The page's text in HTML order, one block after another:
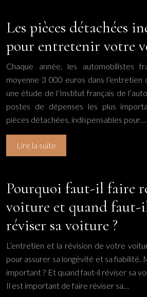
Les pièces détachées
pour entretenir votre
Chaque année, les automobilistes
moyenne 3 000 euros dans l’entretien
une étude de l’Institut français de
postes de dépenses les plus
pièces détachées, indispensables pour…
Lire la suite
Pourquoi faut-il faire
voiture et quand faut-
réviser sa voiture ?
L’entretien et la révision de votre
pour assurer sa longévité et sa fiabilité.
important ? Et quand faut-il réviser sa
Il est important de faire réviser sa…